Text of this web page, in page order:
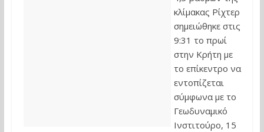
κλίμακας Ρίχτερ
σημειώθηκε στις
9:31 το πρωί
στην Κρήτη με
το επίκεντρο να
εντοπίζεται
σύμφωνα με το
Γεωδυναμικό
Ινστιτούρο, 15